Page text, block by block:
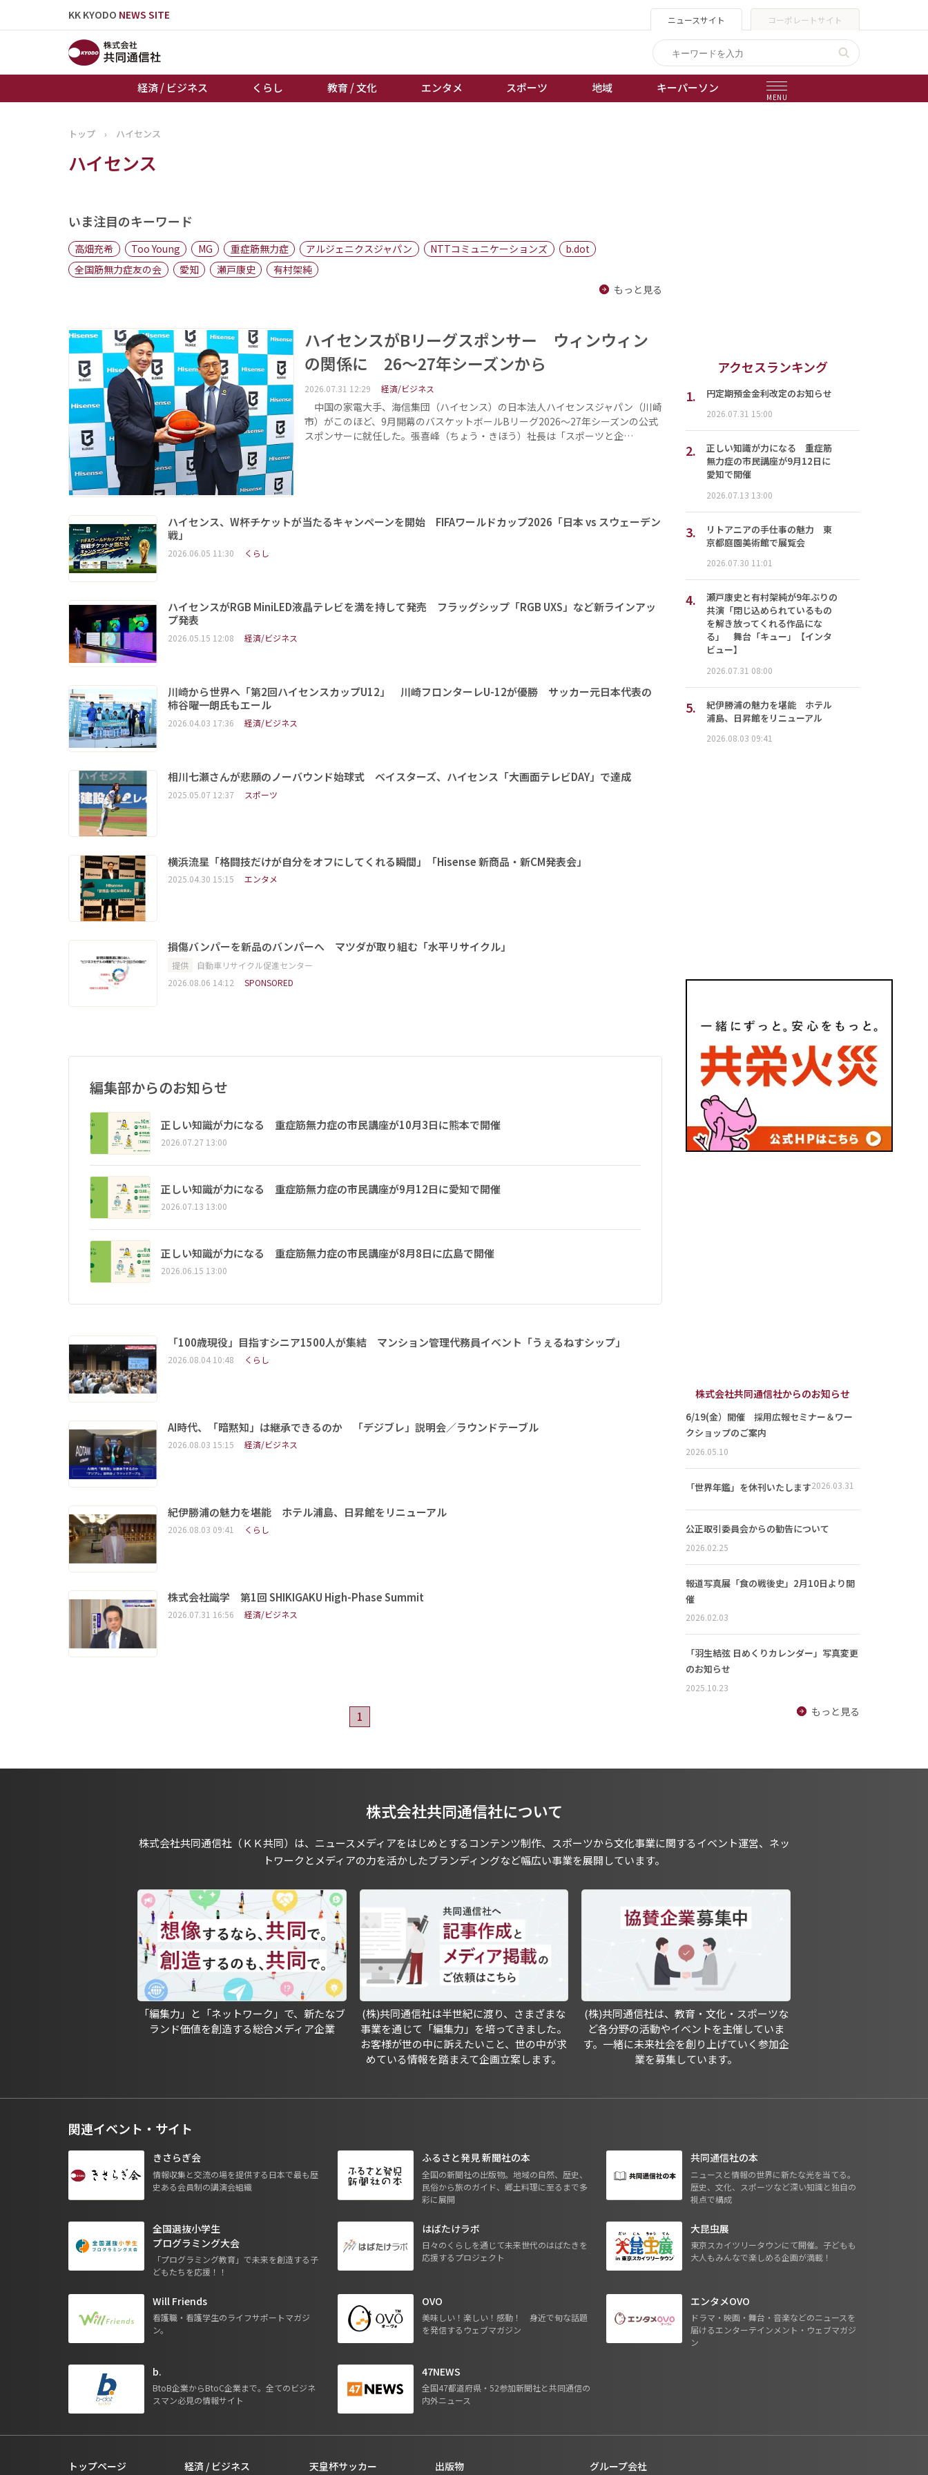
KK KYODO NEWS SITE ニュースサイト コーポレートサイト
経済 / ビジネス くらし 教育 / 文化 エンタメ スポーツ 地域 キーパーソン
MENU
トップページ
お知らせ
地域
棋王戦
トップ › ハイセンス
ハイセンス
いま注目のキーワード
高畑充希 Too Young MG 重症筋無力症 アルジェニクスジャパン NTTコミュニケーションズ
b.dot
全国筋無力症友の会
愛知 瀬戸康史
有村架純
もっと見る
ハイセンスがBリーグスポンサー ウィンウィン
の関係に 26～27年シーズンから
2026.07.31 12:29 経済/ビジネス
中国の家電大手、海信集団（ハイセンス）の日本法人ハイセンスジャパン（川崎
市）がこのほど、9月開幕のバスケットボールBリーグ2026～27年シーズンの公式
スポンサーに就任した。張喜峰（ちょう・きほう）社長は「スポーツと企…
ハイセンス、W杯チケットが当たるキャンペーンを開始 FIFAワールドカップ2026「日本 vs スウェーデン
戦」
2026.06.05 11:30 くらし
ハイセンスがRGB MiniLED液晶テレビを満を持して発売 フラッグシップ「RGB UXS」など新ラインアッ
プ発表
2026.05.15 12:08 経済/ビジネス
川崎から世界へ「第2回ハイセンスカップU12」 川崎フロンターレU-12が優勝 サッカー元日本代表の
柿谷曜一朗氏もエール
2026.04.03 17:36 経済/ビジネス
相川七瀬さんが悲願のノーバウンド始球式 ベイスターズ、ハイセンス「大画面テレビDAY」で達成
2025.05.07 12:37 スポーツ
横浜流星「格闘技だけが自分をオフにしてくれる瞬間」「Hisense 新商品・新CM発表会」
2025.04.30 15:15 エンタメ
損傷バンパーを新品のバンパーへ マツダが取り組む「水平リサイクル」
提供
自動車リサイクル促進センター
2026.08.06 14:12
SPONSORED
編集部からのお知らせ
正しい知識が力になる 重症筋無力症の市民講座が10月3日に熊本で開催
2026.07.27 13:00
正しい知識が力になる 重症筋無力症の市民講座が9月12日に愛知で開催
2026.07.13 13:00
正しい知識が力になる 重症筋無力症の市民講座が8月8日に広島で開催
2026.06.15 13:00
「100歳現役」目指すシニア1500人が集結 マンション管理代務員イベント「うぇるねすシップ」
2026.08.04 10:48 くらし
AI時代、「暗黙知」は継承できるのか 「デジブレ」説明会／ラウンドテーブル
2026.08.03 15:15 経済/ビジネス
紀伊勝浦の魅力を堪能 ホテル浦島、日昇館をリニューアル
2026.08.03 09:41 くらし
株式会社識学 第1回 SHIKIGAKU High-Phase Summit
2026.07.31 16:56 経済/ビジネス
1
アクセスランキング
1.
円定期預金金利改定のお知らせ
2026.07.31 15:00
2.
正しい知識が力になる 重症筋
無力症の市民講座が9月12日に
愛知で開催
2026.07.13 13:00
3.
リトアニアの手仕事の魅力 東
京都庭園美術館で展覧会
2026.07.30 11:01
4.
瀬戸康史と有村架純が9年ぶりの
共演「閉じ込められているもの
を解き放ってくれる作品にな
る」 舞台「キュー」【インタ
ビュー】
2026.07.31 08:00
5.
紀伊勝浦の魅力を堪能 ホテル
浦島、日昇館をリニューアル
2026.08.03 09:41
株式会社共同通信社からのお知らせ
6/19(金）開催 採用広報セミナー＆ワー
クショップのご案内
2026.05.10
「世界年鑑」を休刊いたします2026.03.31
公正取引委員会からの勧告について
2026.02.25
報道写真展「食の戦後史」2月10日より開
催
2026.02.03
「羽生結弦 日めくりカレンダー」写真変更
のお知らせ
2025.10.23
もっと見る
株式会社共同通信社について
株式会社共同通信社（ＫＫ共同）は、ニュースメディアをはじめとするコンテンツ制作、スポーツから文化事業に関するイベント運営、ネッ
トワークとメディアの力を活かしたブランディングなど幅広い事業を展開しています。
「編集力」と「ネットワーク」で、新たなブ
ランド価値を創造する総合メディア企業
(株)共同通信社は半世紀に渡り、さまざまな
事業を通じて「編集力」を培ってきました。
お客様が世の中に訴えたいこと、世の中が求
めている情報を踏まえて企画立案します。
(株)共同通信社は、教育・文化・スポーツな
ど各分野の活動やイベントを主催していま
す。一緒に未来社会を創り上げていく参加企
業を募集しています。
関連イベント・サイト
きさらぎ会
情報収集と交流の場を提供する日本で最も歴
史ある会員制の講演会組織
ふるさと発見 新聞社の本
全国の新聞社の出版物。地域の自然、歴史、
民俗から旅のガイド、郷土料理に至るまで多
彩に展開
共同通信社の本
ニュースと情報の世界に新たな光を当てる。
歴史、文化、スポーツなど深い知識と独自の
視点で構成
全国選抜小学生
プログラミング大会
「プログラミング教育」で未来を創造する子
どもたちを応援！！
はばたけラボ
日々のくらしを通じて未来世代のはばたきを
応援するプロジェクト
大昆虫展
東京スカイツリータウンにて開催。子どもも
大人もみんなで楽しめる企画が満載！
Will Friends
看護職・看護学生のライフサポートマガジ
ン。
OVO
美味しい！楽しい！感動！ 身近で旬な話題
を発信するウェブマガジン
エンタメOVO
ドラマ・映画・舞台・音楽などのニュースを
届けるエンターテインメント・ウェブマガジ
ン
b.
BtoB企業からBtoC企業まで。全てのビジネ
スマン必見の情報サイト
47NEWS
全国47都道府県・52参加新聞社と共同通信の
内外ニュース
トップページ 経済 / ビジネス 天皇杯サッカー 出版物 グループ会社